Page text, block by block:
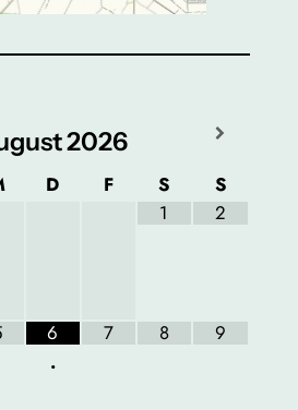
2026
D F S
S
1
2
6
•
7 8 9